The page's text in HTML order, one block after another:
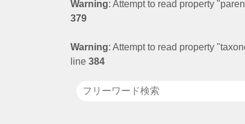
Warning: Attempt to read property
379
Warning: Attempt to read property
line 384